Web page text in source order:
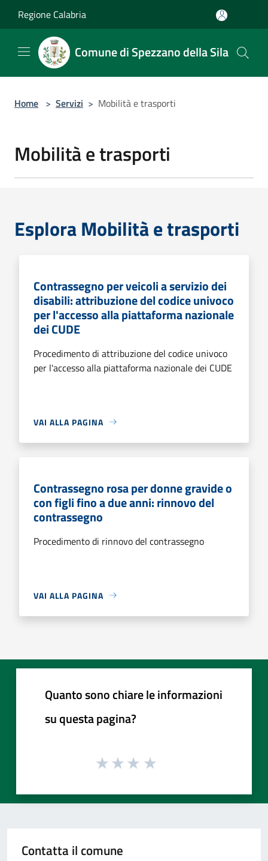
Regione Calabria
Comune di Spezzano della Sila
Home > Servizi > Mobilità e trasporti
Mobilità e trasporti
Esplora Mobilità e trasporti
Contrassegno per veicoli a servizio dei
disabili: attribuzione del codice univoco
per l'accesso alla piattaforma nazionale
dei CUDE
Procedimento di attribuzione del codice univoco
per l'accesso alla piattaforma nazionale dei CUDE
VAI ALLA PAGINA
Contrassegno rosa per donne gravide o
con figli fino a due anni: rinnovo del
contrassegno
Procedimento di rinnovo del contrassegno
VAI ALLA PAGINA
Quanto sono chiare le informazioni
su questa pagina?
Contatta il comune